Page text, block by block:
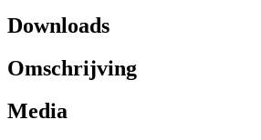
Downloads
Omschrijving
Media